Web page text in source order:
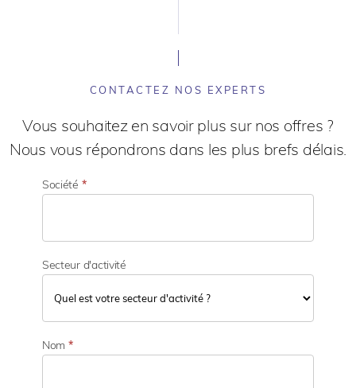
CONTACTEZ NOS EXPERTS
Vous souhaitez en savoir plus sur nos offres ?
Nous vous répondrons dans les plus brefs délais.
Société *
Secteur d'activité
e
c
Nom *